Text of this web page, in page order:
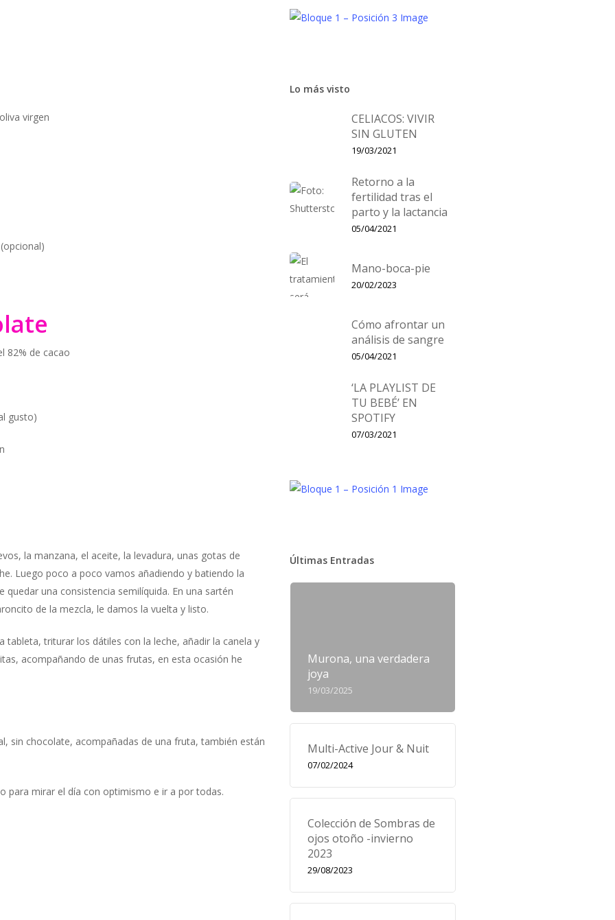
virgen
82% de cacao
gusto)
la manzana, el aceite, la levadura, unas gotas de
Luego poco a poco vamos añadiendo y batiendo la
quedar una consistencia semilíquida. En una sartén
de la mezcla, le damos la vuelta y listo.
tableta, triturar los dátiles con la leche, añadir la canela y
acompañando de unas frutas, en esta ocasión he
sin chocolate, acompañadas de una fruta, también están
para mirar el día con optimismo e ir a por todas.
Lo más visto
CELIACOS: VIVIR
SIN GLUTEN
19/03/2021
Retorno a la
fertilidad tras el
parto y la lactancia
05/04/2021
Mano-boca-pie
20/02/2023
Cómo afrontar un
análisis de sangre
05/04/2021
‘LA PLAYLIST DE
TU BEBÉ’ EN
SPOTIFY
07/03/2021
Últimas Entradas
Murona, una verdadera
joya
19/03/2025
Multi-Active Jour & Nuit
07/02/2024
Colección de Sombras de
ojos otoño -invierno
2023
29/08/2023